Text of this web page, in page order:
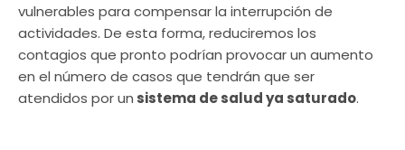
vulnerables para compensar la interrupción de
actividades. De esta forma, reduciremos los
contagios que pronto podrían provocar un aumento
en el número de casos que tendrán que ser
atendidos por un sistema de salud ya saturado.